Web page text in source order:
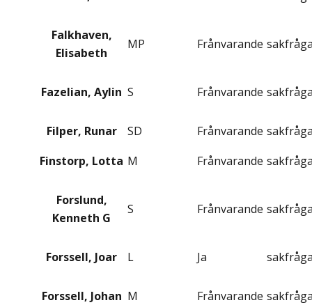
Falkhaven,
Elisabeth
MP Frånvarande
Fazelian, Aylin S Frånvarande
Filper, Runar SD Frånvarande
Finstorp, Lotta M Frånvarande
Forslund,
Kenneth G
S Frånvarande
Forssell, Joar L Ja
Forssell, Johan M Frånvarande